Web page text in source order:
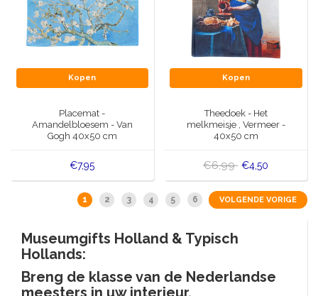
Kopen
Placemat -
Amandelbloesem - Van
Gogh 40x50 cm
€7,95
Kopen
Theedoek - Het
melkmeisje , Vermeer -
40x50 cm
€6,99 €4,50
1 2 3 4 5 6 VOLGENDE VORIGE
Museumgifts Holland & Typisch
Hollands:
Breng de klasse van de Nederlandse
meesters in uw interieur.